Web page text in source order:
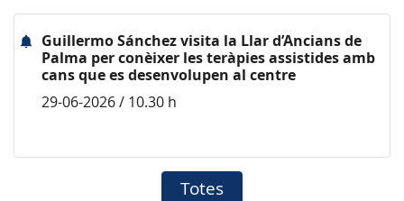
Guillermo Sánchez visita la Llar d’Ancians de
Palma per conèixer les teràpies assistides amb
cans que es desenvolupen al centre
29-06-2026 / 10.30 h
Totes